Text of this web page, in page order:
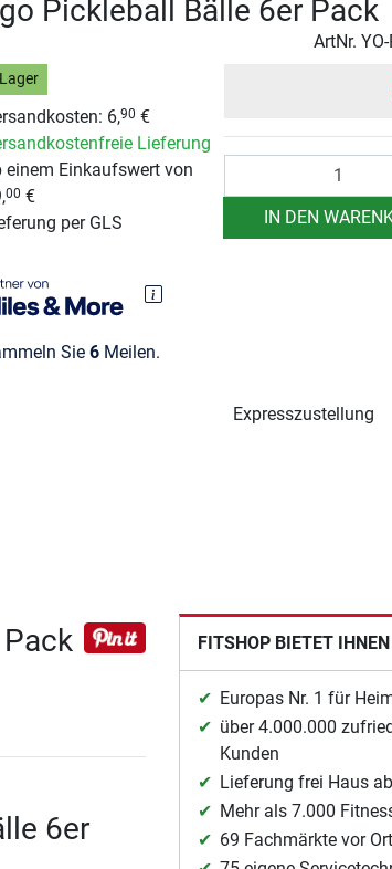
Pickleball Bälle 6er Pack
ArtNr.
6,90 €
Lieferung
einem Einkaufswert von
00 €
per GLS
Sie 6Meilen.
IN DEN
Expresszustellung
6er
FITSHOP BIETET IHNEN
Europas Nr. 1 für
über 4.000.000
Kunden
Lieferung frei Haus
Mehr als 7.000
69 Fachmärkte vor Ort